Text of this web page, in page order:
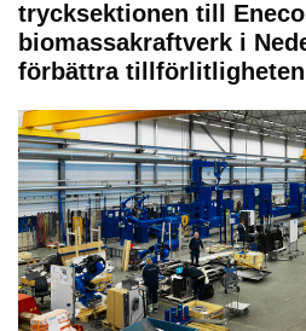
trycksektionen till
biomassakraftverk i
förbättra tillförlitligheten